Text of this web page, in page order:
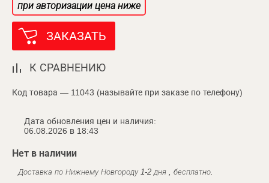
при авторизации цена ниже
ЗАКАЗАТЬ
К СРАВНЕНИЮ
Код товара — 11043 (называйте при заказе по телефону)
Дата обновления цен и наличия:
06.08.2026 в 18:43
Нет в наличии
Доставка по Нижнему Новгороду 1-2 дня , бесплатно.